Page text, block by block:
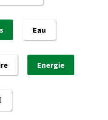
Eau
Energie